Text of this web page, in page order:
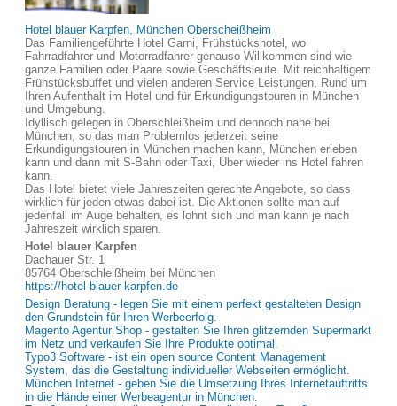
Hotel blauer Karpfen, München Oberscheißheim
Das Familiengeführte Hotel Garni, Frühstückshotel, wo
Fahrradfahrer und Motorradfahrer genauso Willkommen sind wie
ganze Familien oder Paare sowie Geschäftsleute. Mit reichhaltigem
Frühstücksbuffet und vielen anderen Service Leistungen, Rund um
Ihren Aufenthalt im Hotel und für Erkundigungstouren in München
und Umgebung.
Idyllisch gelegen in Oberschleißheim und dennoch nahe bei
München, so das man Problemlos jederzeit seine
Erkundigungstouren in München machen kann, München erleben
kann und dann mit S-Bahn oder Taxi, Uber wieder ins Hotel fahren
kann.
Das Hotel bietet viele Jahreszeiten gerechte Angebote, so dass
wirklich für jeden etwas dabei ist. Die Aktionen sollte man auf
jedenfall im Auge behalten, es lohnt sich und man kann je nach
Jahreszeit wirklich sparen.
Hotel blauer Karpfen
Dachauer Str. 1
85764 Oberschleißheim bei München
https://hotel-blauer-karpfen.de
Design Beratung - legen Sie mit einem perfekt gestalteten Design
den Grundstein für Ihren Werbeerfolg.
Magento Agentur Shop - gestalten Sie Ihren glitzernden Supermarkt
im Netz und verkaufen Sie Ihre Produkte optimal.
Typo3 Software - ist ein open source Content Management
System, das die Gestaltung individueller Webseiten ermöglicht.
München Internet - geben Sie die Umsetzung Ihres Internetauftritts
in die Hände einer Werbeagentur in München.